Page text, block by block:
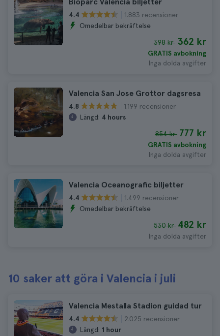
4.4
1.883 recensioner
Omedelbar bekräftelse
398 kr 362 kr
GRATIS avbokning
Inga dolda avgifter
Valencia San Jose Grottor dagsresa
4.8
1.199 recensioner
Längd: 4 hours
854 kr 777 kr
GRATIS avbokning
Inga dolda avgifter
Valencia Oceanografic biljetter
4.4
1.499 recensioner
Omedelbar bekräftelse
530 kr 482 kr
Inga dolda avgifter
10 saker att göra i Valencia i juli
Valencia Mestalla Stadion guidad tur
4.4
2.025 recensioner
Längd: 1 hour